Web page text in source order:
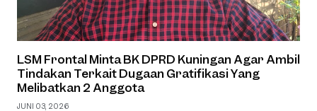
LSM Frontal Minta BK DPRD Kuningan Agar Ambil
Tindakan Terkait Dugaan Gratifikasi Yang
Melibatkan 2 Anggota
JUNI 03, 2026